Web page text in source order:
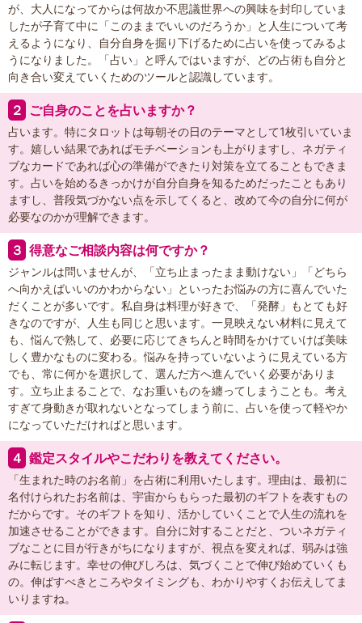
が、大人になってからは何故か不思議世界への興味を封印していま
したが子育て中に「このままでいいのだろうか」と人生について考
えるようになり、自分自身を掘り下げるために占いを使ってみるよ
うになりました。「占い」と呼んではいますが、どの占術も自分と
向き合い変えていくためのツールと認識しています。
２ ご自身のことを占いますか？
占います。特にタロットは毎朝その日のテーマとして1枚引いていま
す。嬉しい結果であればモチベーションも上がりますし、ネガティ
ブなカードであれば心の準備ができたり対策を立てることもできま
す。占いを始めるきっかけが自分自身を知るためだったこともあり
ますし、普段気づかない点を示してくると、改めて今の自分に何が
必要なのかが理解できます。
３ 得意なご相談内容は何ですか？
ジャンルは問いませんが、「立ち止まったまま動けない」「どちら
へ向かえばいいのかわからない」といったお悩みの方に喜んでいた
だくことが多いです。私自身は料理が好きで、「発酵」もとても好
きなのですが、人生も同じと思います。一見映えない材料に見えて
も、悩んで熟して、必要に応じてきちんと時間をかけていけば美味
しく豊かなものに変わる。悩みを持っていないように見えている方
でも、常に何かを選択して、選んだ方へ進んでいく必要がありま
す。立ち止まることで、なお重いものを纏ってしまうことも。考え
すぎて身動きが取れないとなってしまう前に、占いを使って軽やか
になっていただければと思います。
４ 鑑定スタイルやこだわりを教えてください。
「生まれた時のお名前」を占術に利用いたします。理由は、最初に
名付けられたお名前は、宇宙からもらった最初のギフトを表すもの
だからです。そのギフトを知り、活かしていくことで人生の流れを
加速させることができます。自分に対することだと、ついネガティ
ブなことに目が行きがちになりますが、視点を変えれば、弱みは強
みに転じます。幸せの伸びしろは、気づくことで伸び始めていくも
の。伸ばすべきところやタイミングも、わかりやすくお伝えしてま
いりますね。